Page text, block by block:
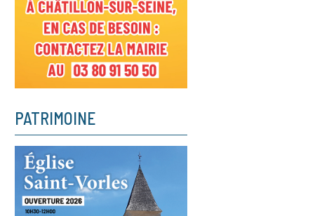
PATRIMOINE